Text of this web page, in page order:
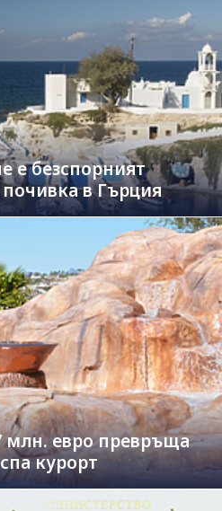
е безспорният
в Гърция
млн. евро превръща
курорт